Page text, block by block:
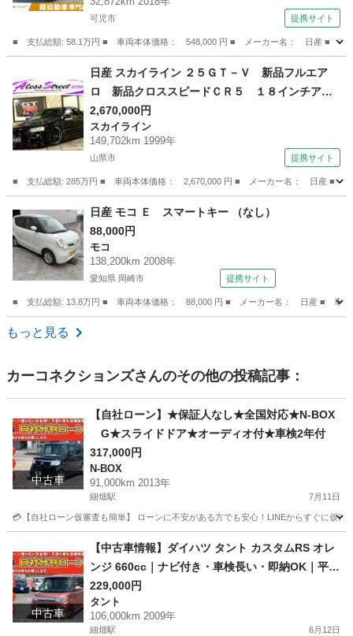
ーステアリング パワーウィンドウ （検9.3）
可児市 提携サイト
■ 支払総額: 58.1万円 ■ 車両本体価格： 548,000 円 ■ メーカー名： 日産 ■ 車
デイズ
日産 スカイライン ２５ＧＴ－Ｖ 新品フルエア
ロ 新品クロススピードＣＲ５ １８インチアル
ミホイール新品タイヤ ＴＥＩＮフルタップ車高
調 ＧＴウイング ５ＺＩＧＥＮマフラー フジ
ツボエキマニ ブリッツエアクリ クーリングプ
2,670,000円
スカイライン
149,702km 1999年
山県市 提携サイト
■ 支払総額: 285万円 ■ 車両本体価格： 2,670,000 円 ■ メーカー名： 日産 ■ 車
スカイライン
日産 モコ Ｅ スマートキー （なし）
88,000円
モコ
138,200km 2008年
愛知県 岡崎市 提携サイト
■ 支払総額: 13.8万円 ■ 車両本体価格： 88,000 円 ■ メーカー名： 日産 ■
愛知 岡崎市
もっと見る
カーコネクションズさんのその他の投稿記事：
中古車
【自社ローン】★保証人なし★全国対応★N-BOX
G★スライドドア★オーディオ付★車検2年付
317,000円
N-BOX
91,000km 2013年
細畑駅 7月11日
💳【自社ローン仮審査も簡単】 ローンに不安がある方でも安心！LINEからすぐに仮
細畑駅 N-BOX
中古車
【中古車情報】ダイハツ タント カスタムRS オレ
ンジ 660cc｜ナビ付き・車検長い・即納OK｜平成
21年式
229,000円
タント
106,000km 2009年
細畑駅 6月12日